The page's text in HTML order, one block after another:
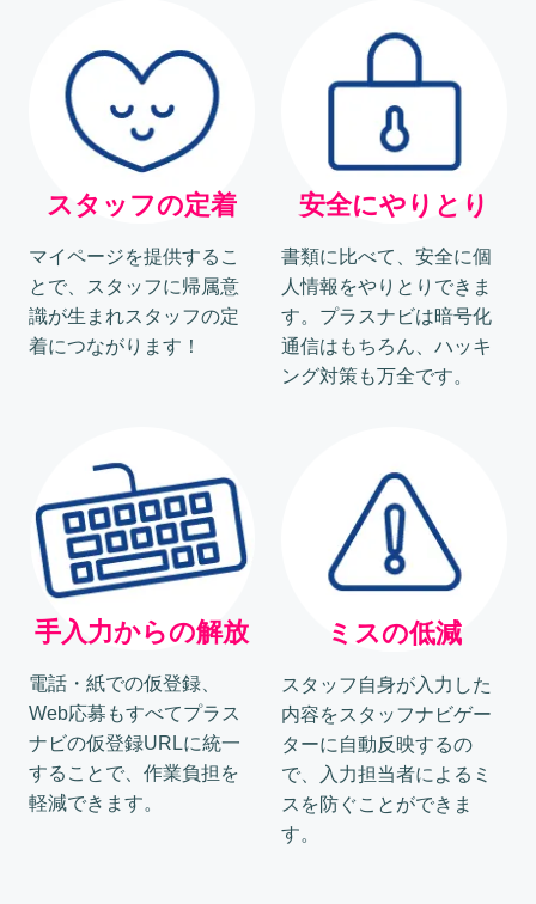
スタッフの定着
マイページを提供するこ
とで、スタッフに帰属意
識が生まれスタッフの定
着につながります！
安全にやりとり
書類に比べて、安全に個
人情報をやりとりできま
す。プラスナビは暗号化
通信はもちろん、ハッキ
ング対策も万全です。
手入力からの解放
電話・紙での仮登録、
Web応募もすべてプラス
ナビの仮登録URLに統一
することで、作業負担を
軽減できます。
ミスの低減
スタッフ自身が入力した
内容をスタッフナビゲー
ターに自動反映するの
で、入力担当者によるミ
スを防ぐことができま
す。